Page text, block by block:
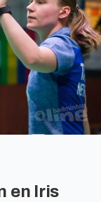
en Iris